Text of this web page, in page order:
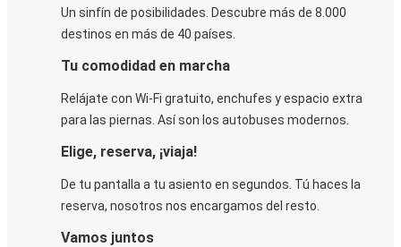
Un sinfín de posibilidades. Descubre más de 8.000
destinos en más de 40 países.
Tu comodidad en marcha
Relájate con Wi-Fi gratuito, enchufes y espacio extra
para las piernas. Así son los autobuses modernos.
Elige, reserva, ¡viaja!
De tu pantalla a tu asiento en segundos. Tú haces la
reserva, nosotros nos encargamos del resto.
Vamos juntos